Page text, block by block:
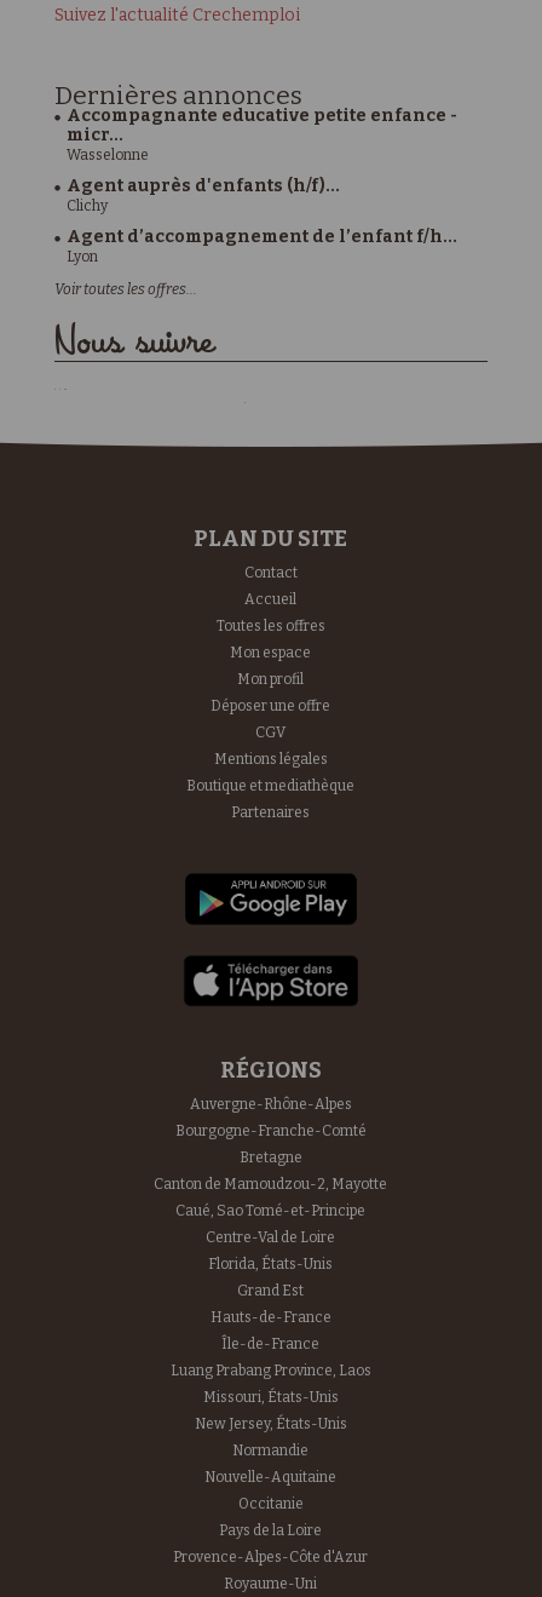
Suivez l'actualité Crechemploi
Dernières annonces
Accompagnante educative petite enfance -
micr...
Wasselonne
Agent auprès d'enfants (h/f)...
Clichy
Agent d’accompagnement de l’enfant f/h...
Lyon
Voir toutes les offres...
Nous suivre
PLAN DU SITE
Contact
Accueil
Toutes les offres
Mon espace
Mon profil
Déposer une offre
CGV
Mentions légales
Boutique et mediathèque
Partenaires
RÉGIONS
Auvergne-Rhône-Alpes
Bourgogne-Franche-Comté
Bretagne
Canton de Mamoudzou-2, Mayotte
Caué, Sao Tomé-et-Principe
Centre-Val de Loire
Florida, États-Unis
Grand Est
Hauts-de-France
Île-de-France
Luang Prabang Province, Laos
Missouri, États-Unis
New Jersey, États-Unis
Normandie
Nouvelle-Aquitaine
Occitanie
Pays de la Loire
Provence-Alpes-Côte d'Azur
Royaume-Uni